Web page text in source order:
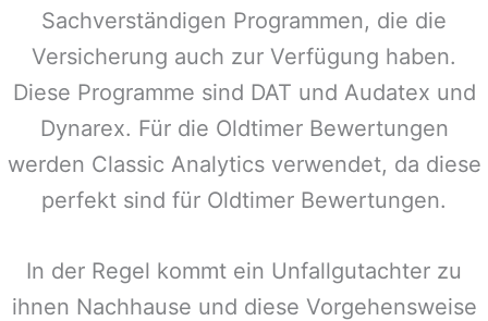
Sachverständigen Programmen, die die
Versicherung auch zur Verfügung haben.
Diese Programme sind DAT und Audatex und
Dynarex. Für die Oldtimer Bewertungen
werden Classic Analytics verwendet, da diese
perfekt sind für Oldtimer Bewertungen.
In der Regel kommt ein Unfallgutachter zu
ihnen Nachhause und diese Vorgehensweise